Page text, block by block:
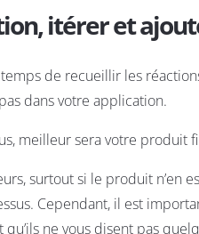
itérer et
de recueillir les
dans votre application.
meilleur sera votre produit
surtout si le produit n’en
Cependant, il est
ne vous disent pas